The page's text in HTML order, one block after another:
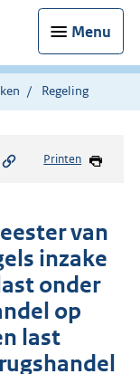
Menu
Regeling
Printen
van
inzake
onder
op
last